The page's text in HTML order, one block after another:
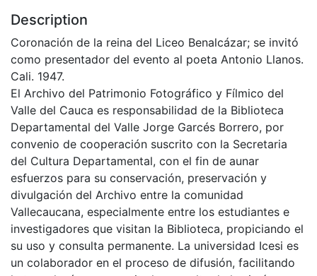
Description
Coronación de la reina del Liceo Benalcázar; se invitó
como presentador del evento al poeta Antonio Llanos.
Cali. 1947.
El Archivo del Patrimonio Fotográfico y Fílmico del
Valle del Cauca es responsabilidad de la Biblioteca
Departamental del Valle Jorge Garcés Borrero, por
convenio de cooperación suscrito con la Secretaria
del Cultura Departamental, con el fin de aunar
esfuerzos para su conservación, preservación y
divulgación del Archivo entre la comunidad
Vallecaucana, especialmente entre los estudiantes e
investigadores que visitan la Biblioteca, propiciando el
su uso y consulta permanente. La universidad Icesi es
un colaborador en el proceso de difusión, facilitando